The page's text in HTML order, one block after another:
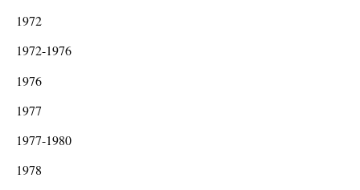
1972
1972-1976
1976
1977
1977-1980
1978